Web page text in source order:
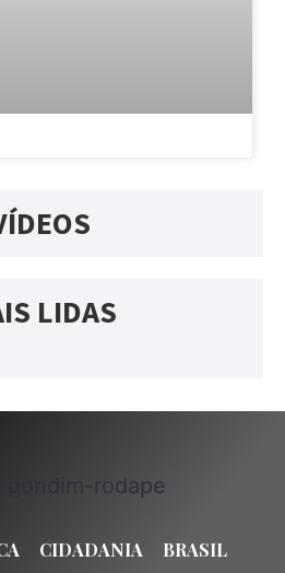
LIDAS
CIDADANIA BRASIL